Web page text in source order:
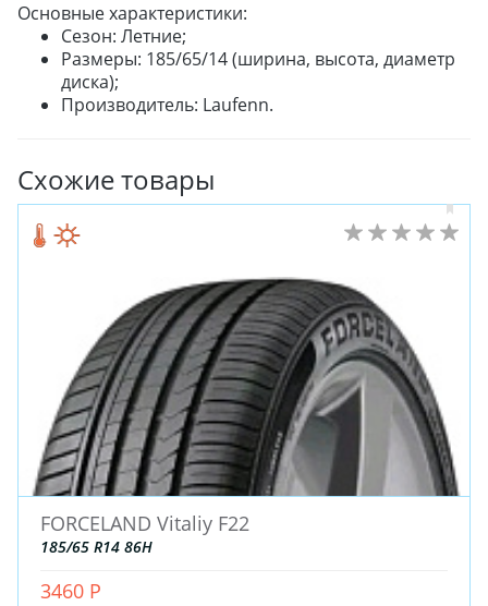
ЗИМНИЕ
ЛЕТНИЕ
Основные характеристики:
Сезон: Летние;
Размеры: 185/65/14 (ширина, высота, диаметр
диска);
Производитель: Laufenn.
Схожие товары
FORCELAND Vitaliy F22
185/65 R14 86H
3460 Р